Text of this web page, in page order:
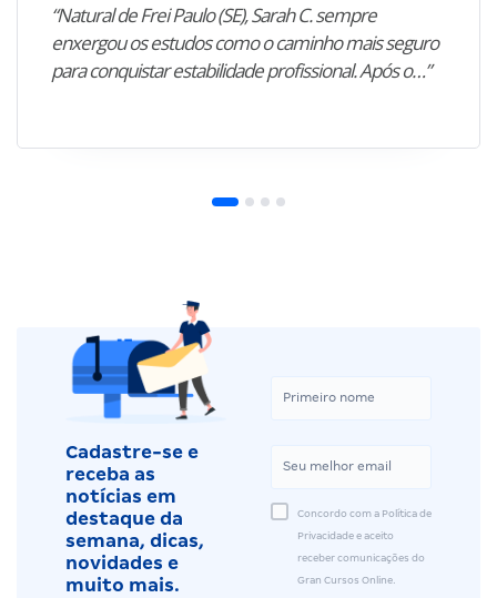
“Natural de Frei Paulo (SE), Sarah C. sempre
enxergou os estudos como o caminho mais seguro
para conquistar estabilidade profissional. Após o…”
Cadastre-se e
receba as
notícias em
destaque da
semana, dicas,
novidades e
muito mais.
Concordo com a Política de
Privacidade e aceito
receber comunicações do
Gran Cursos Online.